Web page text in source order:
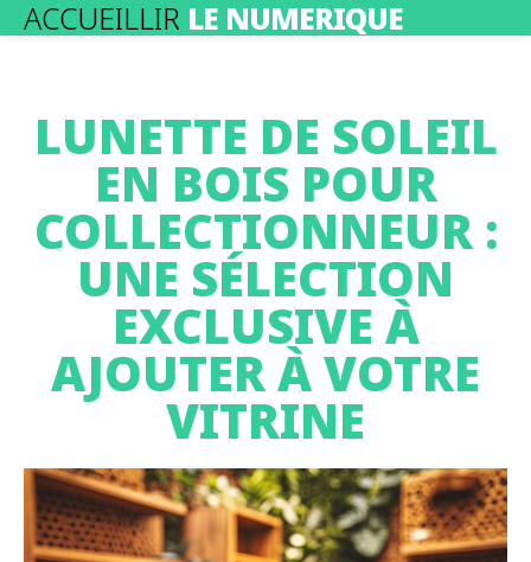
ACCUEILLIR LE NUMERIQUE
LUNETTE DE SOLEIL
EN BOIS POUR
COLLECTIONNEUR :
UNE SÉLECTION
EXCLUSIVE À
AJOUTER À VOTRE
VITRINE